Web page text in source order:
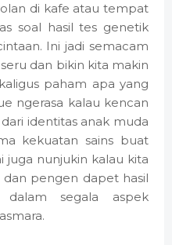
di kafe atau tempat
soal hasil tes genetik
Ini jadi semacam
dan bikin kita makin
paham apa yang
ngerasa kalau kencan
identitas anak muda
kekuatan sains buat
juga nunjukin kalau kita
pengen dapet hasil
segala aspek